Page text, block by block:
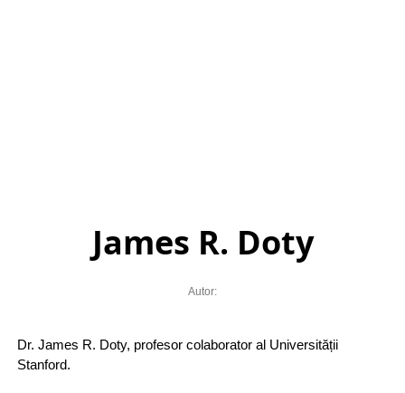
James R. Doty
Autor:
Dr. James R. Doty, profesor colaborator al Universității
Stanford.